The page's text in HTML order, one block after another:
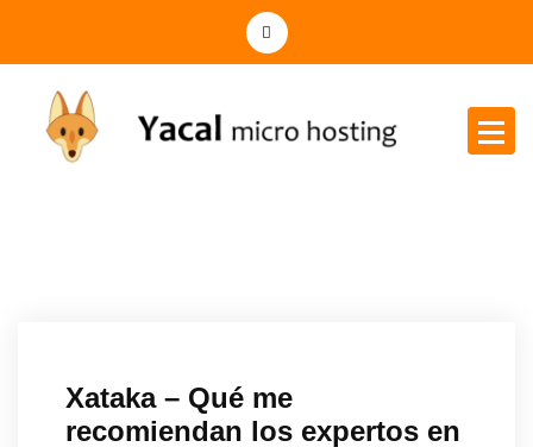
Xataka – Qué me
recomiendan los expertos en